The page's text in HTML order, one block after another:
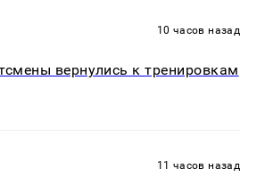
10 часов назад
вернулись к тренировкам
11 часов назад